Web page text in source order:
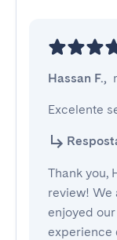
Hassan F.,
Excelente
Thank you,
review! We
enjoyed
experience